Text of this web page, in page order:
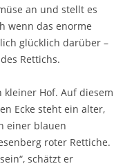
an und stellt es
wenn das enorme
glücklich darüber –
Rettichs.
Hof. Auf diesem
Ecke steht ein alter,
einer blauen
roter Rettiche.
schätzt er